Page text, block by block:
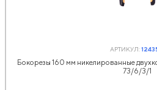
АРТИКУЛ:
Бокорезы 160 мм никелированные
73/6/3/1